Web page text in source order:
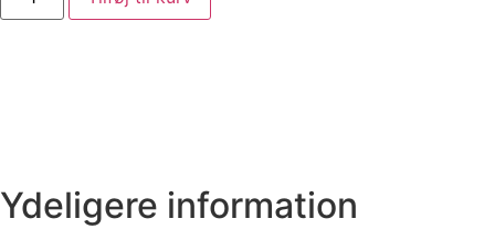
Ydeligere information